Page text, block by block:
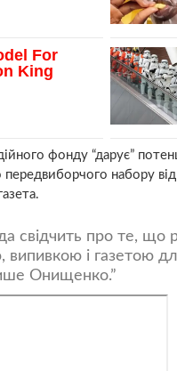
фонду “дарує”
набору
свідчить про те, що
випивкою і газетою
Онищенко.